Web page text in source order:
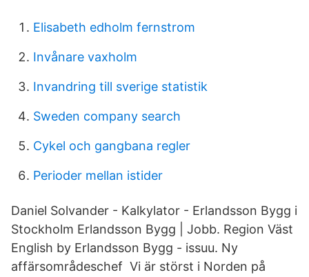
Elisabeth edholm fernstrom
Invånare vaxholm
Invandring till sverige statistik
Sweden company search
Cykel och gangbana regler
Perioder mellan istider
Daniel Solvander - Kalkylator - Erlandsson Bygg i
Stockholm Erlandsson Bygg | Jobb. Region Väst
English by Erlandsson Bygg - issuu. Ny
affärsområdeschef Vi är störst i Norden på